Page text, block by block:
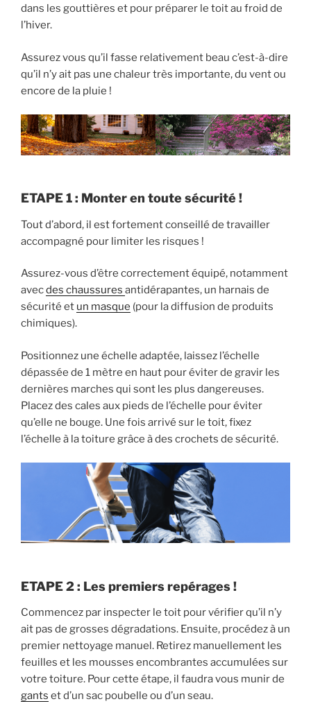
dans les gouttières et pour préparer le toit au froid de
l’hiver.
Assurez vous qu’il fasse relativement beau c’est-à-dire
qu’il n’y ait pas une chaleur très importante, du vent ou
encore de la pluie !
ETAPE 1 : Monter en toute sécurité !
Tout d’abord, il est fortement conseillé de travailler
accompagné pour limiter les risques !
Assurez-vous d’être correctement équipé, notamment
avecdes chaussures antidérapantes, un harnais de
sécurité et un masque (pour la diffusion de produits
chimiques).
Positionnez une échelle adaptée, laissez l’échelle
dépassée de 1 mètre en haut pour éviter de gravir les
dernières marches qui sont les plus dangereuses.
Placez des cales aux pieds de l’échelle pour éviter
qu’elle ne bouge. Une fois arrivé sur le toit, fixez
l’échelle à la toiture grâce à des crochets de sécurité.
ETAPE 2 : Les premiers repérages !
Commencez par inspecter le toit pour vérifier qu’il n’y
ait pas de grosses dégradations. Ensuite, procédez à un
premier nettoyage manuel. Retirez manuellement les
feuilles et les mousses encombrantes accumulées sur
votre toiture. Pour cette étape, il faudra vous munir de
gants et d’un sac poubelle ou d’un seau.